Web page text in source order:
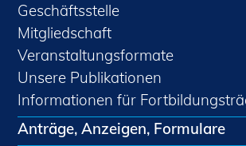
Geschäftsstelle
Mitgliedschaft
Veranstaltungsformate
Unsere Publikationen
Informationen für
Anträge, Anzeigen, Formulare